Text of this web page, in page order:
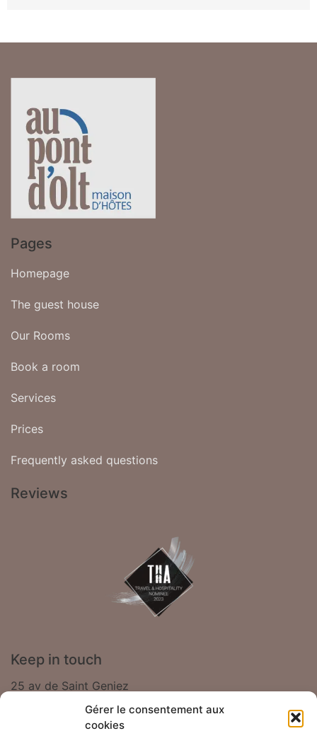
Gérer le consentement aux
cookies
Pages
Homepage
The guest house
Our Rooms
Book a room
Services
Prices
Frequently asked questions
Reviews
Keep in touch
25 av de Saint Geniez
12500 Saint Côme d'Olt - France